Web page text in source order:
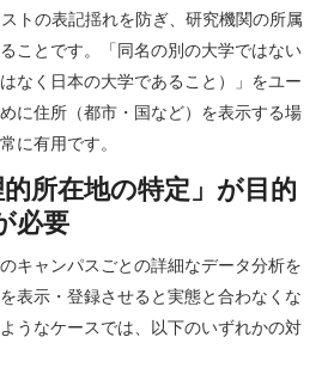
トの表記揺れを防ぎ、研究機関の所属
ことです。「同名の別の大学ではない
なく日本の大学であること）」をユー
に住所（都市・国など）を表示する場
に有用です。
所在地の特定」が目的
必要
キャンパスごとの詳細なデータ分析を
表示・登録させると実態と合わなくな
うなケースでは、以下のいずれかの対